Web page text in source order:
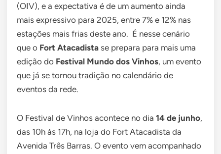
(OIV), e a expectativa é de um aumento ainda
mais expressivo para 2025, entre 7% e 12% nas
estações mais frias deste ano. É nesse cenário
que o Fort Atacadista se prepara para mais uma
edição do Festival Mundo dos Vinhos, um evento
que já se tornou tradição no calendário de
eventos da rede.
O Festival de Vinhos acontece no dia 14 de junho,
das 10h às 17h, na loja do Fort Atacadista da
Avenida Três Barras. O evento vem acompanhado